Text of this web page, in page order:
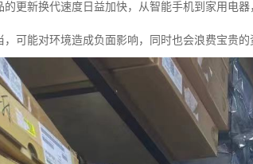
更新换代速度日益加快，从智能手机到家用电
可能对环境造成负面影响，同时也会浪费宝贵的